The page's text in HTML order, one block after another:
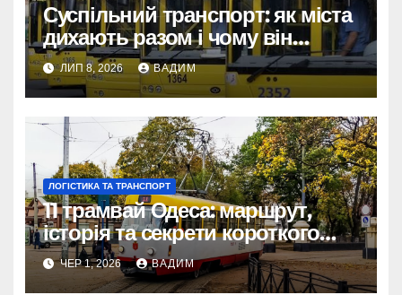
Суспільний транспорт: як міста
дихають разом і чому він
змінює наше життя
ЛИП 8, 2026 ВАДИМ
ЛОГІСТИКА ТА ТРАНСПОРТ
11 трамвай Одеса: маршрут,
історія та секрети короткого
шляху крізь Молдаванку
ЧЕР 1, 2026 ВАДИМ